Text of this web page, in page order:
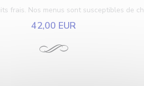
frais. Nos menus sont susceptibles de
42,00 EUR